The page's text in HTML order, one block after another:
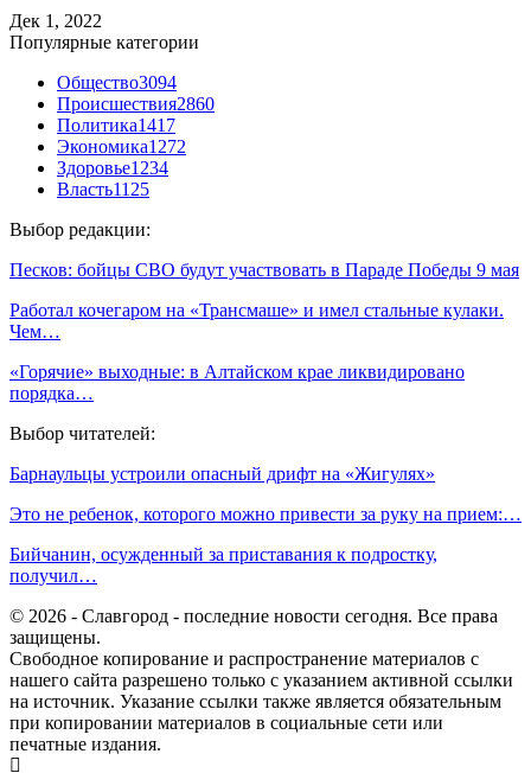
Дек 1, 2022
Популярные категории
Общество3094
Происшествия2860
Политика1417
Экономика1272
Здоровье1234
Власть1125
Выбор редакции:
Песков: бойцы СВО будут участвовать в Параде Победы 9 мая
Работал кочегаром на «Трансмаше» и имел стальные кулаки.
Чем…
«Горячие» выходные: в Алтайском крае ликвидировано
порядка…
Выбор читателей:
Барнаульцы устроили опасный дрифт на «Жигулях»
Это не ребенок, которого можно привести за руку на прием:…
Бийчанин, осужденный за приставания к подростку,
получил…
© 2026 - Славгород - последние новости сегодня. Все права
защищены.
Свободное копирование и распространение материалов с
нашего сайта разрешено только с указанием активной ссылки
на источник. Указание ссылки также является обязательным
при копировании материалов в социальные сети или
печатные издания.